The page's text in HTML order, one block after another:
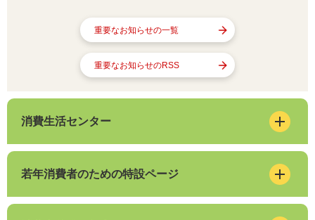
重要なお知らせの一覧
重要なお知らせのRSS
消費生活センター
若年消費者のための特設ページ